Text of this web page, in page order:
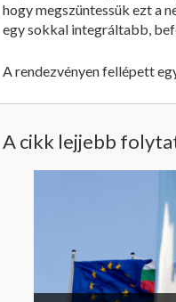
hogy megszüntessük ezt a
egy sokkal integráltabb,
A rendezvényen fellépett
A cikk lejjebb